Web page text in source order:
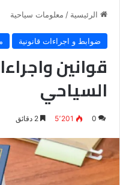
الرئيسية / معلومات سياحية
ضوابط و اجراءات قانونية
قوانين
السياحي
0 5٬201